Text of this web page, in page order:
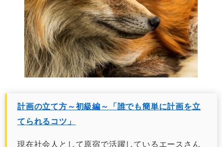
計画の立て方～初級編～「誰でも簡単に計画を立
てられるコツ」
現在社会人として原宿で活躍しているエースさん